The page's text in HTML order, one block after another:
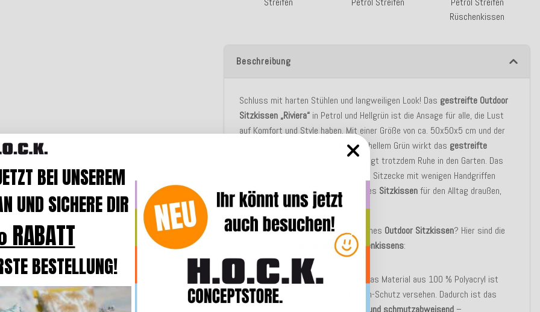
Rüschenkissen
Beschreibung
Schluss mit harten Stühlen und langweiligen Look! Das gestreifte Outdoor
Sitzkissen „Riviera“ in Petrol und Hellgrün ist die Ansage für alle, die Lust
auf Komfort und Style haben. Mit einer Größe von ca. 50x50x5 cm und der
Kombination aus kühlem Petrol und hellem Grün wirkt das gestreifte
absolut trendig und bringt trotzdem Ruhe in den Garten. Das
ist ideal, um Ihre Sitzecke mit wenigen Handgriffen
aufwerten wollen. Ein unkompliziertes Sitzkissenfür den Alltag draußen,
das einfach immer gut aussieht.
Sie suchen ein robustes und stylisches Outdoor Sitzkissen? Hier sind die
wetterfesten Streifenkissens:
Wetterfeste Beschichtung:
Das Material aus 100 % Polyacryl ist
mit einem speziellen Antistain-Schutz versehen. Dadurch ist das
Outdoor Sitzkissen wasser- und schmutzabweisend–
BEI UNSEREM
UND SICHERE DIR
BESTELLUNG!